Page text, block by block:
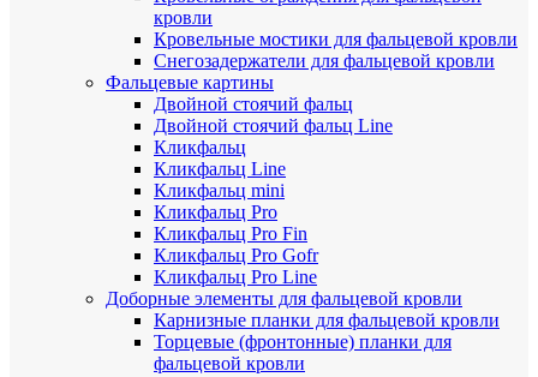
кровли
Кровельные мостики для фальцевой кровли
Снегозадержатели для фальцевой кровли
Фальцевые картины
Двойной стоячий фальц
Двойной стоячий фальц Line
Кликфальц
Кликфальц Line
Кликфальц mini
Кликфальц Pro
Кликфальц Pro Fin
Кликфальц Pro Gofr
Кликфальц Pro Line
Доборные элементы для фальцевой кровли
Карнизные планки для фальцевой кровли
Торцевые (фронтонные) планки для
фальцевой кровли